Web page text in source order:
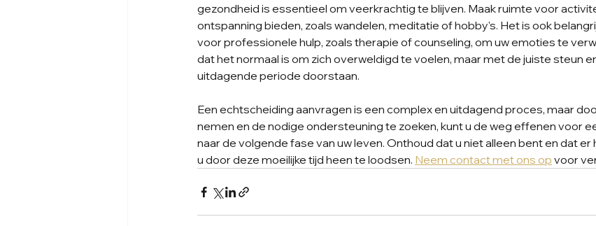
gezondheid is essentieel om veerkrachtig te blijven. Maak ruimte voor
ontspanning bieden, zoals wandelen, meditatie of hobby's. Het is ook
voor professionele hulp, zoals therapie of counseling, om uw emoties te
dat het normaal is om zich overweldigd te voelen, maar met de juiste steun
uitdagende periode doorstaan.
Een echtscheiding aanvragen is een complex en uitdagend proces, maar
nemen en de nodige ondersteuning te zoeken, kunt u de weg effenen voor
naar de volgende fase van uw leven. Onthoud dat u niet alleen bent en dat er
u door deze moeilijke tijd heen te loodsen. Neem contact met ons op voor